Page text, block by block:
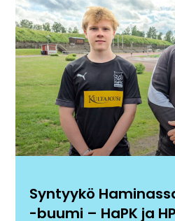
Syntyykö
-buumi – HaPK ja